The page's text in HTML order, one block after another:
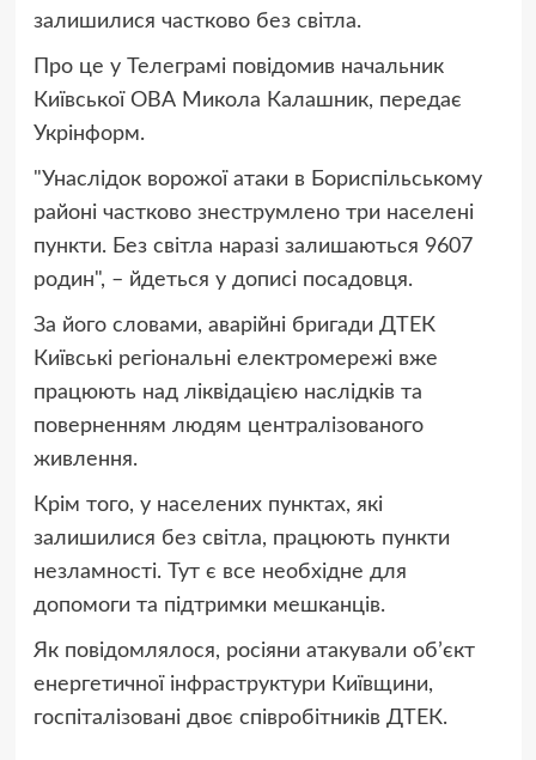
залишилися частково без світла.
Про це у Телеграмі повідомив начальник
Київської ОВА Микола Калашник, передає
Укрінформ.
"Унаслідок ворожої атаки в Бориспільському
районі частково знеструмлено три населені
пункти. Без світла наразі залишаються 9607
родин", – йдеться у дописі посадовця.
За його словами, аварійні бригади ДТЕК
Київські регіональні електромережі вже
працюють над ліквідацією наслідків та
поверненням людям централізованого
живлення.
Крім того, у населених пунктах, які
залишилися без світла, працюють пункти
незламності. Тут є все необхідне для
допомоги та підтримки мешканців.
Як повідомлялося, росіяни атакували обʼєкт
енергетичної інфраструктури Київщини,
госпіталізовані двоє співробітників ДТЕК.